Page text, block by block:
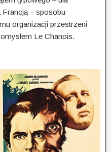
Francją – sposobu
organizacji przestrzeni
Le Chanois.